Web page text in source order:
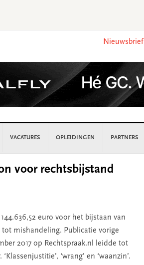
Nieuwsbrief
VACATURES OPLEIDINGEN PARTNERS
voor rechtsbijstand
euro voor het bijstaan van
mishandeling. Publicatie vorige
2017 op Rechtspraak.nl leidde tot
‘wrang’ en ‘waanzin’.